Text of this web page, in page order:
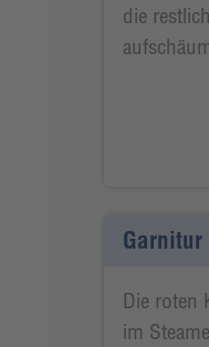
die
Garnitur
Die roten
im